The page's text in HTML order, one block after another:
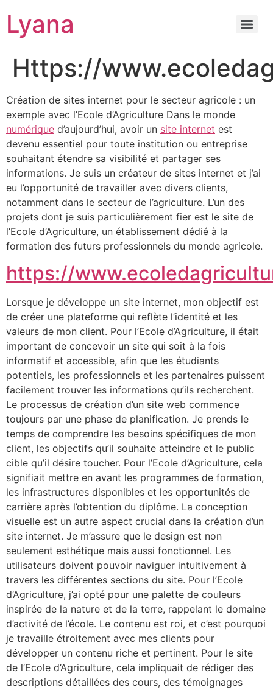
Lyana
Https://
Création de sites internet pour le secteur agricole : un
exemple avec l’Ecole d’Agriculture Dans le monde
numérique d’aujourd’hui, avoir un site internet est
devenu essentiel pour toute institution ou entreprise
souhaitant étendre sa visibilité et partager ses
informations. Je suis un créateur de sites internet et j’ai
eu l’opportunité de travailler avec divers clients,
notamment dans le secteur de l’agriculture. L’un des
projets dont je suis particulièrement fier est le site de
l’Ecole d’Agriculture, un établissement dédié à la
formation des futurs professionnels du monde agricole.
https://
Lorsque je développe un site internet, mon objectif est
de créer une plateforme qui reflète l’identité et les
valeurs de mon client. Pour l’Ecole d’Agriculture, il était
important de concevoir un site qui soit à la fois
informatif et accessible, afin que les étudiants
potentiels, les professionnels et les partenaires puissent
facilement trouver les informations qu’ils recherchent.
Le processus de création d’un site web commence
toujours par une phase de planification. Je prends le
temps de comprendre les besoins spécifiques de mon
client, les objectifs qu’il souhaite atteindre et le public
cible qu’il désire toucher. Pour l’Ecole d’Agriculture, cela
signifiait mettre en avant les programmes de formation,
les infrastructures disponibles et les opportunités de
carrière après l’obtention du diplôme. La conception
visuelle est un autre aspect crucial dans la création d’un
site internet. Je m’assure que le design est non
seulement esthétique mais aussi fonctionnel. Les
utilisateurs doivent pouvoir naviguer intuitivement à
travers les différentes sections du site. Pour l’Ecole
d’Agriculture, j’ai opté pour une palette de couleurs
inspirée de la nature et de la terre, rappelant le domaine
d’activité de l’école. Le contenu est roi, et c’est pourquoi
je travaille étroitement avec mes clients pour
développer un contenu riche et pertinent. Pour le site
de l’Ecole d’Agriculture, cela impliquait de rédiger des
descriptions détaillées des cours, des témoignages